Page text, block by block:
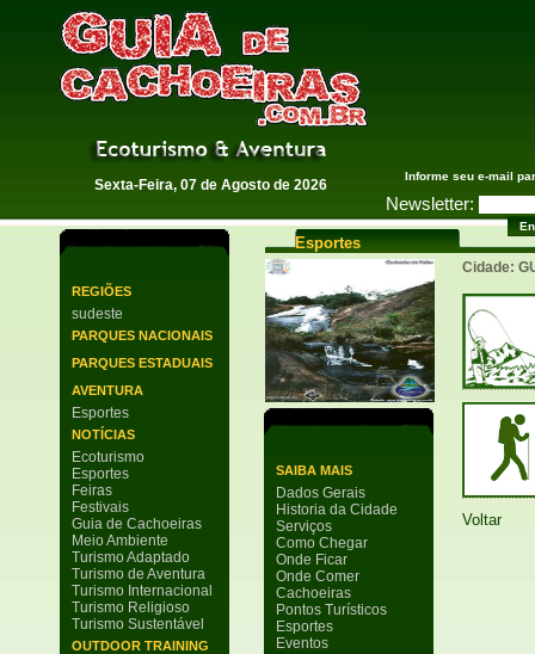
Guia de Cachoeiras
Sexta-Feira, 07 de Agosto de 2026
Informe seu e-mail
Newsletter:
REGIÕES
sudeste
PARQUES NACIONAIS
PARQUES ESTADUAIS
AVENTURA
Esportes
NOTÍCIAS
Ecoturismo
Esportes
Feiras
Festivais
Guia de Cachoeiras
Meio Ambiente
Turismo Adaptado
Turismo de Aventura
Turismo Internacional
Turismo Religioso
Turismo Sustentável
OUTDOOR TRAINING
Esportes
Cidade:
Voltar
SAIBA MAIS
Dados Gerais
Historia da Cidade
Serviços
Como Chegar
Onde Ficar
Onde Comer
Cachoeiras
Pontos Turísticos
Esportes
Eventos